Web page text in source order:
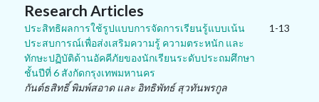
Research Articles
ประสิทธิผลการใช้รูปแบบการจัดการเรียนรู้แบบเน้น
ประสบการณ์เพื่อส่งเสริมความรู้ ความตระหนัก และ
ทักษะปฏิบัติด้านอัคคีภัยของนักเรียนระดับประถมศึกษา
ชั้นปีที่ 6 สังกัดกรุงเทพมหานคร
กันต์ธสิทธิ์ พิมพ์สอาด และ อิทธิพัทธ์ สุวทันพรกูล
1-13